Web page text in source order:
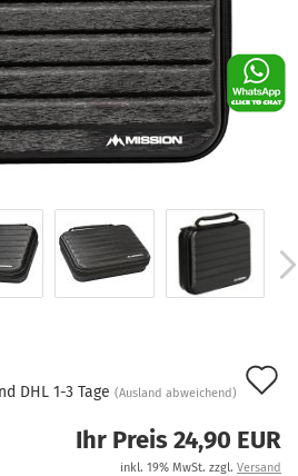
DHL 1-3 Tage (Ausland abweichend)
Ihr Preis 24,90 EUR
inkl. 19% MwSt. zzgl. Versand